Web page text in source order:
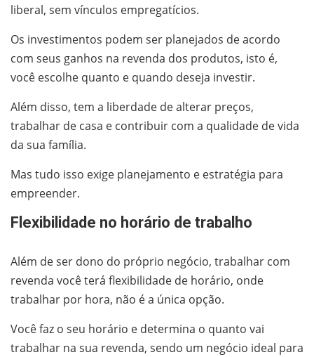
liberal, sem vínculos empregatícios.
Os investimentos podem ser planejados de acordo
com seus ganhos na revenda dos produtos, isto é,
você escolhe quanto e quando deseja investir.
Além disso, tem a liberdade de alterar preços,
trabalhar de casa e contribuir com a qualidade de vida
da sua família.
Mas tudo isso exige planejamento e estratégia para
empreender.
Flexibilidade no horário de trabalho
Além de ser dono do próprio negócio, trabalhar com
revenda você terá flexibilidade de horário, onde
trabalhar por hora, não é a única opção.
Você faz o seu horário e determina o quanto vai
trabalhar na sua revenda, sendo um negócio ideal para